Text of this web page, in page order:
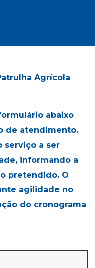
Agrícola
abaixo
de atendimento.
serviço a ser
informando a
pretendido. O
agilidade no
do cronograma